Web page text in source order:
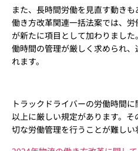
また、長時間労働を見直す動き
働き方改革関連一括法案では、
が新たに項目として加わりまし
働時間の管理が厳しく求められ
れます。
トラックドライバーの労働時間
以上に厳しい規定があります。
切な労働管理を行うことが難しい